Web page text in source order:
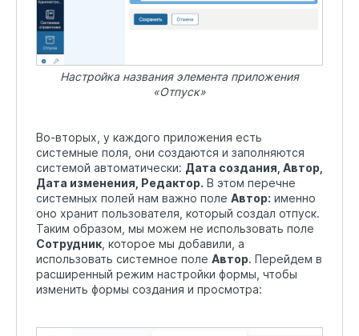
Настройка названия элемента приложения
«Отпуск»
Во-вторых, у каждого приложения есть
системные поля, они создаются и заполняются
системой автоматически: Дата создания, Автор,
Дата изменения, Редактор. В этом перечне
системных полей нам важно поле Автор: именно
оно хранит пользователя, который создал отпуск.
Таким образом, мы можем не использовать поле
Сотрудник , которое мы добавили, а
использовать системное поле Автор. Перейдем в
расширенный режим настройки формы, чтобы
изменить формы создания и просмотра: